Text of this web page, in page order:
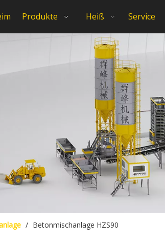
Produkte Heiß Service
/ Betonmischanlage HZS90